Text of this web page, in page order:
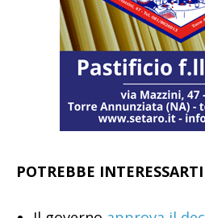
POTREBBE